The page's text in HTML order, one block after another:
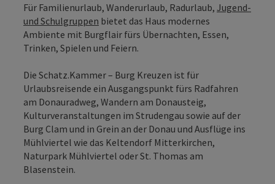
Für Familienurlaub, Wanderurlaub, Radurlaub, Jugend-
und Schulgruppen bietet das Haus modernes
Ambiente mit Burgflair fürs Übernachten, Essen,
Trinken, Spielen und Feiern.
Die Schatz.Kammer – Burg Kreuzen ist für
Urlaubsreisende ein Ausgangspunkt fürs Radfahren
am Donauradweg, Wandern am Donausteig,
Kulturveranstaltungen im Strudengau sowie auf der
Burg Clam und in Grein an der Donau und Ausflüge ins
Mühlviertel wie das Keltendorf Mitterkirchen,
Naturpark Mühlviertel oder St. Thomas am
Blasenstein.